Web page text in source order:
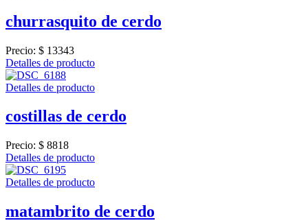
churrasquito de cerdo
Precio: $ 13343
Detalles de producto
Detalles de producto
costillas de cerdo
Precio: $ 8818
Detalles de producto
Detalles de producto
matambrito de cerdo